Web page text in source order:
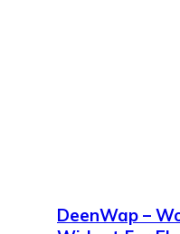
DeenWap –